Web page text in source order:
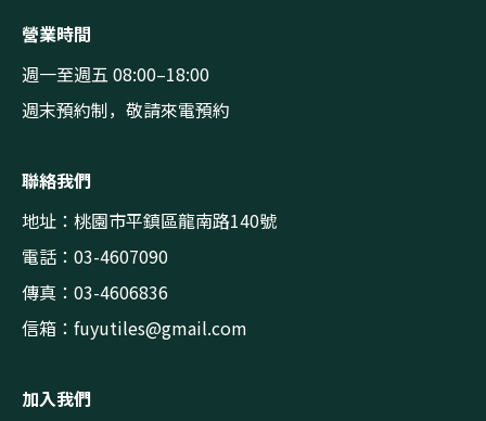
營業時間
週一至週五 08:00–18:00
週末預約制，敬請來電預約
聯絡我們
地址：桃園市平鎮區龍南路140號
電話：03-4607090
傳真：03-4606836
信箱： fuyutiles@gmail.com
加入我們